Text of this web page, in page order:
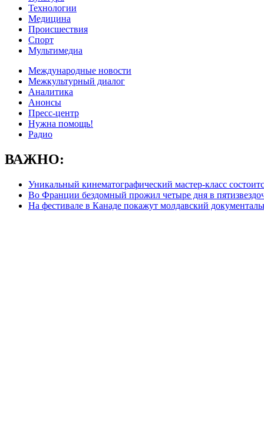
Технологии
Медицина
Происшествия
Спорт
Мультимедиа
Международные новости
Межкультурный диалог
Аналитика
Анонсы
Пресс-центр
Нужна помощь!
Радио
ВАЖНО:
Уникальный кинематографический мастер-класс
Во Франции бездомный прожил четыре дня в
На фестивале в Канаде покажут молдавский